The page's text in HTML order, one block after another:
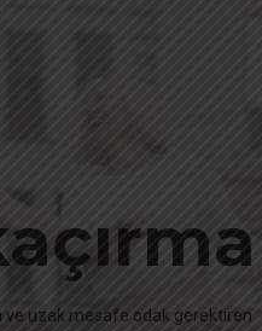
ve uzak mesafe odak gerektiren